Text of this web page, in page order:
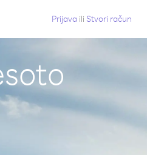
Prijava ili Stvori račun